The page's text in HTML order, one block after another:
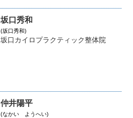
坂口秀和
(坂口秀和)
坂口カイロプラクティック整体院
仲井陽平
(なかい ようへい)